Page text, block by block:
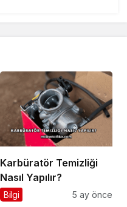
Karbüratör Temizliği
Nasıl Yapılır?
Bilgi 5 ay önce